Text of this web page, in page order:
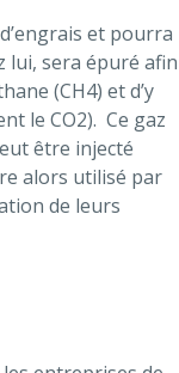
et pourra
lui, sera épuré afin
(CH4) et d’y
le CO2). Ce gaz
être injecté
alors utilisé par
de leurs